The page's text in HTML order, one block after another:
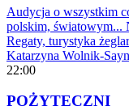
Audycja o wszystkim
polskim, światowym...
Regaty, turystyka
Katarzyna Wolnik-
22:00
POŻYTECZNI